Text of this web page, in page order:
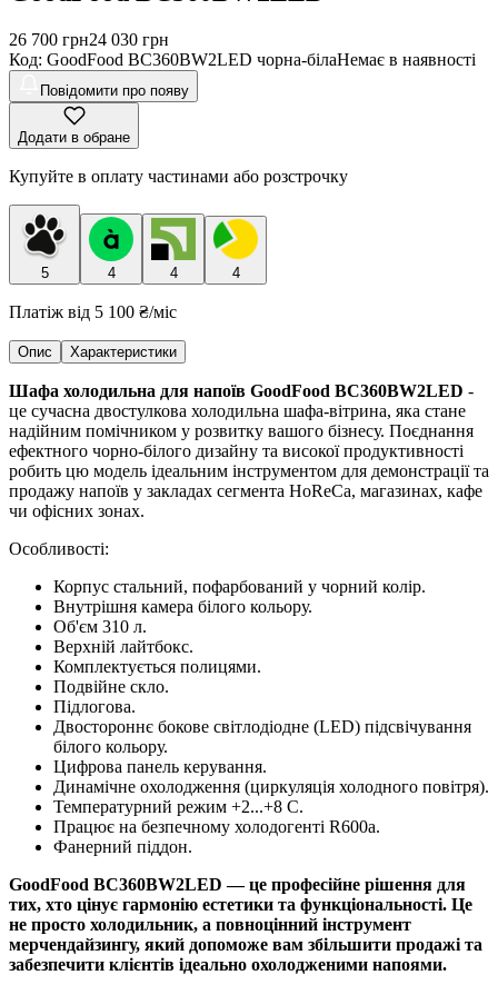
26 700 грн24 030 грн
Код: GoodFood BC360BW2LED чорна-білаНемає в наявності
Повідомити про появу
Додати в обране
Купуйте в оплату частинами або розстрочку
5 4 4 4
Платіж від 5 100 ₴/міс
Опис Характеристики
Шафа холодильна для напоїв GoodFood BC360BW2LED -
це сучасна двостулкова холодильна шафа-вітрина, яка стане
надійним помічником у розвитку вашого бізнесу. Поєднання
ефектного чорно-білого дизайну та високої продуктивності
робить цю модель ідеальним інструментом для демонстрації та
продажу напоїв у закладах сегмента HoReCa, магазинах, кафе
чи офісних зонах.
Особливості:
Корпус стальний, пофарбований у чорний колір.
Внутрішня камера білого кольору.
Об'єм 310 л.
Верхній лайтбокс.
Комплектується полицями.
Подвійне скло.
Підлогова.
Двостороннє бокове світлодіодне (LED) підсвічування
білого кольору.
Цифрова панель керування.
Динамічне охолодження (циркуляція холодного повітря).
Температурний режим +2...+8 С.
Працює на безпечному холодогенті R600a.
Фанерний піддон.
GoodFood BC360BW2LED — це професійне рішення для
тих, хто цінує гармонію естетики та функціональності. Це
не просто холодильник, а повноцінний інструмент
мерчендайзингу, який допоможе вам збільшити продажі та
забезпечити клієнтів ідеально охолодженими напоями.